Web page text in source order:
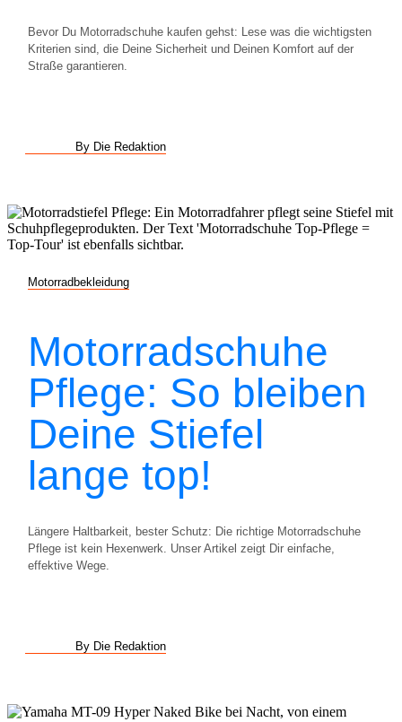
Bevor Du Motorradschuhe kaufen gehst: Lese was die wichtigsten
Kriterien sind, die Deine Sicherheit und Deinen Komfort auf der
Straße garantieren.
By Die Redaktion
Motorradbekleidung
Motorradschuhe
Pflege: So bleiben
Deine Stiefel
lange top!
Längere Haltbarkeit, bester Schutz: Die richtige Motorradschuhe
Pflege ist kein Hexenwerk. Unser Artikel zeigt Dir einfache,
effektive Wege.
By Die Redaktion